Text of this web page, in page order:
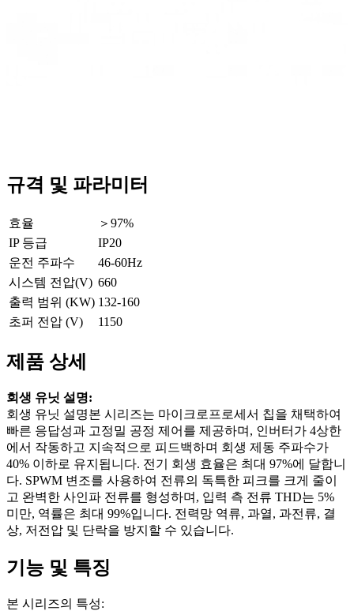
규격 및 파라미터
효율
＞97%
IP 등급
IP20
운전 주파수
46-60Hz
시스템 전압(V) 660
출력 범위 (KW) 132-160
초퍼 전압 (V)
1150
제품 상세
회생 유닛 설명:
회생 유닛 설명본 시리즈는 마이크로프로세서 칩을 채택하여
빠른 응답성과 고정밀 공정 제어를 제공하며, 인버터가 4상한
에서 작동하고 지속적으로 피드백하며 회생 제동 주파수가
40% 이하로 유지됩니다. 전기 회생 효율은 최대 97%에 달합니
다. SPWM 변조를 사용하여 전류의 독특한 피크를 크게 줄이
고 완벽한 사인파 전류를 형성하며, 입력 측 전류 THD는 5%
미만, 역률은 최대 99%입니다. 전력망 역류, 과열, 과전류, 결
상, 저전압 및 단락을 방지할 수 있습니다.
기능 및 특징
본 시리즈의 특성: